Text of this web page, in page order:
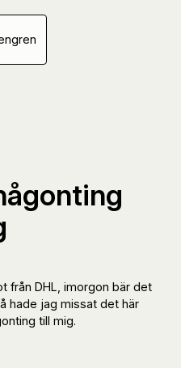
från DHL, imorgon bär det
hade jag missat det här
till mig.